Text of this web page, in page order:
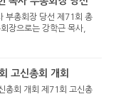
부총회장 당선 제71회 총
장으로는 강학근 목사,
총회장에 김재현 장로가
벌인 부서기에는 소재운
고신총회 개회
총회 개회 제71회 고신총